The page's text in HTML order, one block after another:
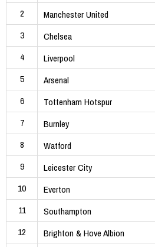
2
Manchester United
3
Chelsea
4
Liverpool
5
Arsenal
6
Tottenham Hotspur
7
Burnley
8
Watford
9
Leicester City
10
Everton
11
Southampton
12
Brighton & Hove Albion